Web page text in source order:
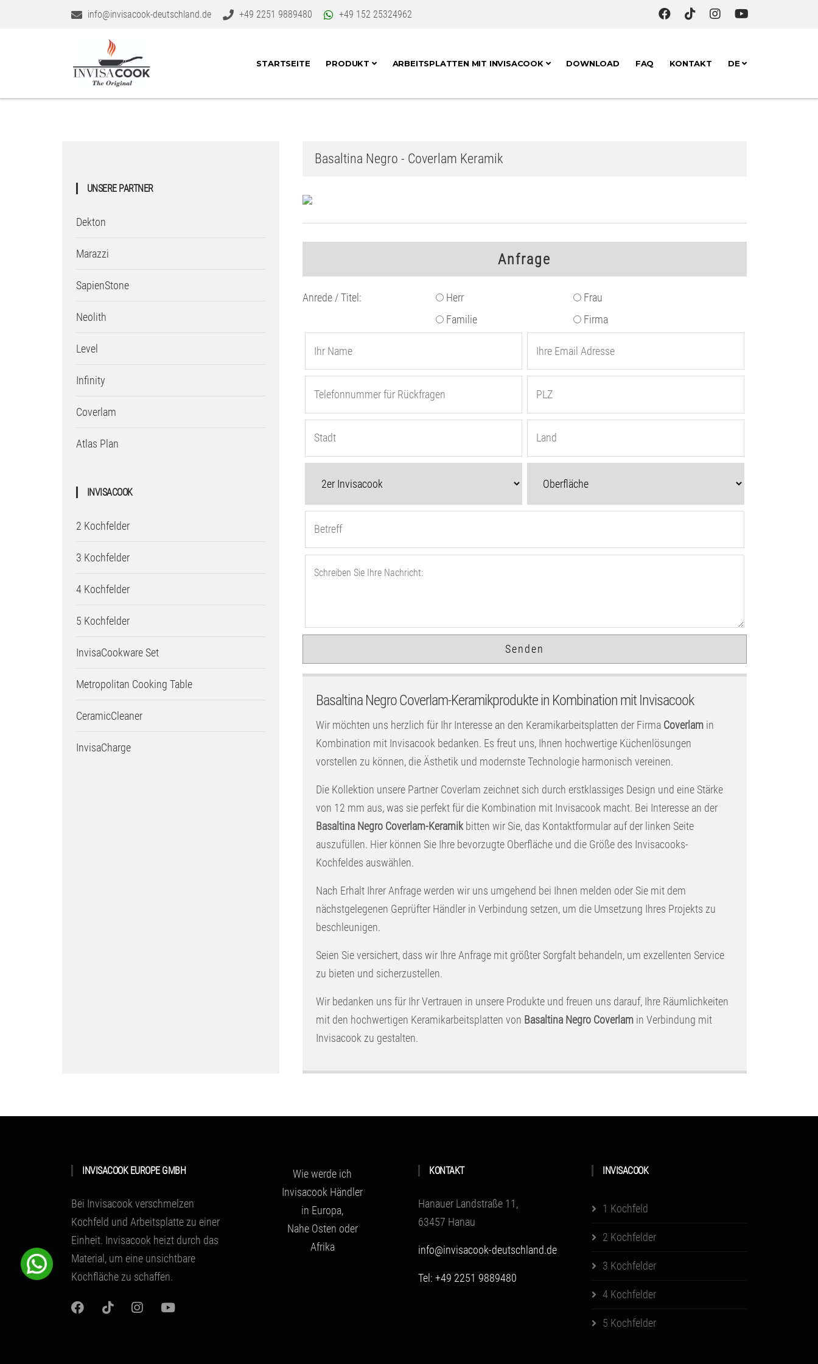
info@invisacook-deutschland.de +49 2251 9889480 +49 152 25324962
STARTSEITE PRODUKT ARBEITSPLATTEN MIT INVISACOOK DOWNLOAD FAQ KONTAKT DE
UNSERE PARTNER
Dekton
Marazzi
SapienStone
Neolith
Level
Infinity
Coverlam
Atlas Plan
INVISACOOK
2 Kochfelder
3 Kochfelder
4 Kochfelder
5 Kochfelder
InvisaCookware Set
Metropolitan Cooking Table
CeramicCleaner
InvisaCharge
Basaltina Negro - Coverlam Keramik
Anfrage
Anrede / Titel: Herr
Frau
Familie
Firma
Basaltina Negro Coverlam-Keramikprodukte in Kombination mit Invisacook
Wir möchten uns herzlich für Ihr Interesse an den Keramikarbeitsplatten der Firma Coverlamin
Kombination mit Invisacook bedanken. Es freut uns, Ihnen hochwertige Küchenlösungen
vorstellen zu können, die Ästhetik und modernste Technologie harmonisch vereinen.
Die Kollektion unsere Partner Coverlam zeichnet sich durch erstklassiges Design und eine Stärke
von 12 mm aus, was sie perfekt für die Kombination mit Invisacook macht. Bei Interesse an der
Basaltina Negro Coverlam-Keramikbitten wir Sie, das Kontaktformular auf der linken Seite
auszufüllen. Hier können Sie Ihre bevorzugte Oberfläche und die Größe des Invisacooks-
Kochfeldes auswählen.
Nach Erhalt Ihrer Anfrage werden wir uns umgehend bei Ihnen melden oder Sie mit dem
nächstgelegenen Geprüfter Händler in Verbindung setzen, um die Umsetzung Ihres Projekts zu
beschleunigen.
Seien Sie versichert, dass wir Ihre Anfrage mit größter Sorgfalt behandeln, um exzellenten Service
zu bieten und sicherzustellen.
Wir bedanken uns für Ihr Vertrauen in unsere Produkte und freuen uns darauf, Ihre Räumlichkeiten
mit den hochwertigen Keramikarbeitsplatten von Basaltina Negro Coverlamin Verbindung mit
Invisacook zu gestalten.
INVISACOOK EUROPE GMBH
Bei Invisacook verschmelzen
Kochfeld und Arbeitsplatte zu einer
Einheit. Invisacook heizt durch das
Material , um eine unsichtbare
Kochfläche zu schaffen.
Wie werde ich
Invisacook Händler
in Europa,
Nahe Osten oder
Afrika
KONTAKT
Hanauer Landstraße 11,
63457 Hanau
info@invisacook-deutschland.de
Tel: +49 2251 9889480
INVISACOOK
1 Kochfeld
2 Kochfelder
3 Kochfelder
4 Kochfelder
5 Kochfelder